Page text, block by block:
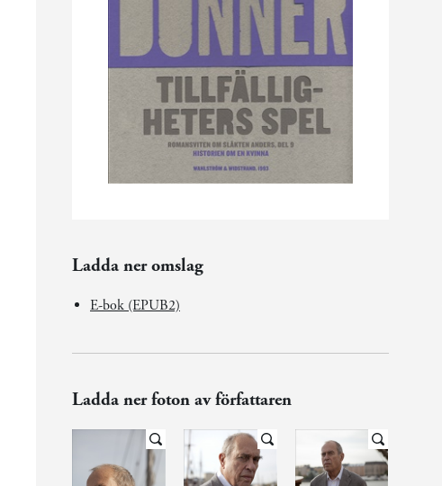
Ladda ner omslag
E-bok (EPUB2)
Ladda ner foton av författaren